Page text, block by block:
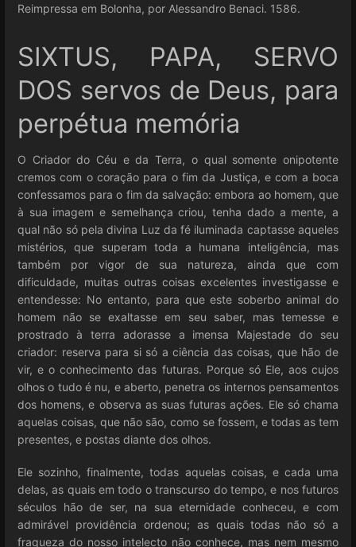
Reimpressa em Bolonha, por Alessandro Benaci. 1586.
SIXTUS, PAPA, SERVO
DOS servos de Deus, para
perpétua memória
O Criador do Céu e da Terra, o qual somente onipotente
cremos com o coração para o fim da Justiça, e com a boca
confessamos para o fim da salvação: embora ao homem, que
à sua imagem e semelhança criou, tenha dado a mente, a
qual não só pela divina Luz da fé iluminada captasse aqueles
mistérios, que superam toda a humana inteligência, mas
também por vigor de sua natureza, ainda que com
dificuldade, muitas outras coisas excelentes investigasse e
entendesse: No entanto, para que este soberbo animal do
homem não se exaltasse em seu saber, mas temesse e
prostrado à terra adorasse a imensa Majestade do seu
criador: reserva para si só a ciência das coisas, que hão de
vir, e o conhecimento das futuras. Porque só Ele, aos cujos
olhos o tudo é nu, e aberto, penetra os internos pensamentos
dos homens, e observa as suas futuras ações. Ele só chama
aquelas coisas, que não são, como se fossem, e todas as tem
presentes, e postas diante dos olhos.
Ele sozinho, finalmente, todas aquelas coisas, e cada uma
delas, as quais em todo o transcurso do tempo, e nos futuros
séculos hão de ser, na sua eternidade conheceu, e com
admirável providência ordenou; as quais todas não só a
fraqueza do nosso intelecto não conhece, mas nem mesmo